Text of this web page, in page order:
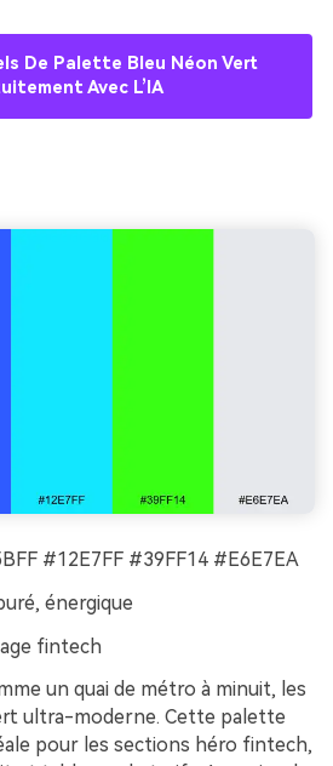
De Palette Bleu Néon Vert
Avec L’IA
#12E7FF #39FF14 #E6E7EA
énergique
fintech
un quai de métro à minuit, les
ultra-moderne. Cette palette
pour les sections héro fintech,